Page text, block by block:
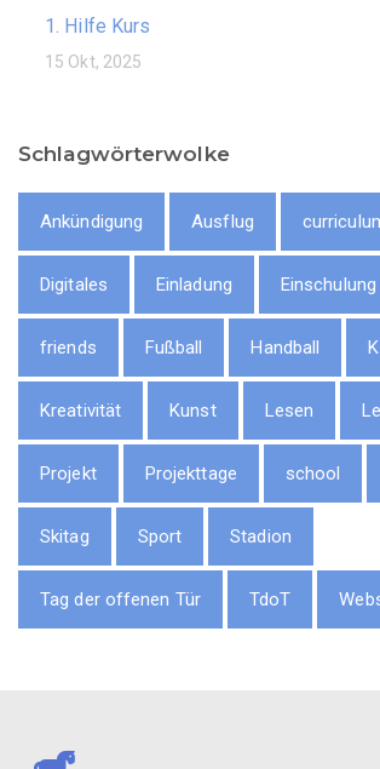
1. Hilfe Kurs
15 Okt, 2025
Schlagwörterwolke
Ankündigung Ausflug
Digitales Einladung Einschulung
friends Fußball Handball
Kreativität Kunst Lesen
Projekt Projekttage school
Skitag Sport Stadion
Tag der offenen Tür TdoT